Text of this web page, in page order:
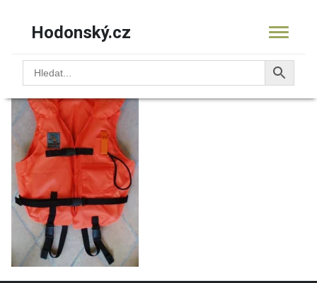
Hodonský.cz
10.9705.01 Atlantic XXS 1